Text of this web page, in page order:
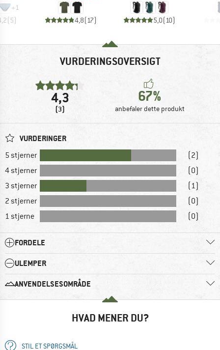
+1
(5) 4,8(17) 5,0(10)
VURDERINGSOVERSIGT
4,3
(3)
67%
anbefaler dette produkt
VURDERINGER
5 stjerner
(2)
4 stjerner
(0)
3 stjerner
(1)
2 stjerner
(0)
1 stjerne
(0)
FORDELE
ULEMPER
ANVENDELSESOMRÅDE
HVAD MENER DU?
STIL ET SPØRGSMÅL